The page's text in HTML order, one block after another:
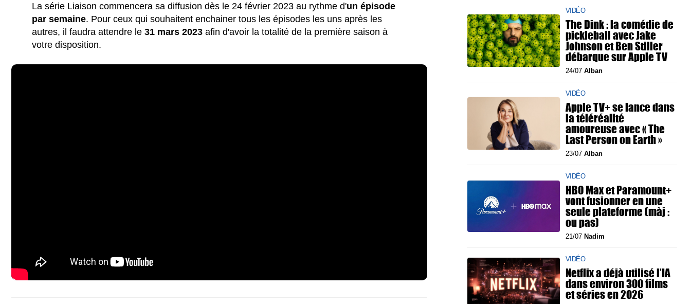
La série Liaison commencera sa diffusion dès le 24 février 2023 au rythme d'un épisode
par semaine. Pour ceux qui souhaitent enchainer tous les épisodes les uns après les
autres, il faudra attendre le31 mars 2023 afin d'avoir la totalité de la première saison à
votre disposition.
VIDÉO
The Dink : la comédie de
pickleball avec Jake
Johnson et Ben Stiller
débarque sur Apple TV
24/07 Alban
VIDÉO
Apple TV+ se lance dans
la téléréalité
amoureuse avec « The
Last Person on Earth »
23/07 Alban
VIDÉO
HBO Max et Paramount+
vont fusionner en une
seule plateforme (màj :
ou pas)
21/07 Nadim
VIDÉO
Netflix a déjà utilisé l’IA
dans environ 300 films
et séries en 2026